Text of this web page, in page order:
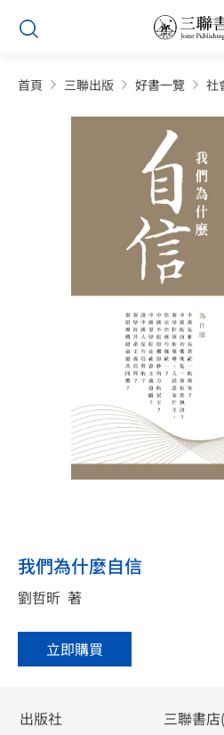
Skip
content
首頁 三聯出版 好書一覽 社
我們為什麼自信
劉哲昕 著
立即購買
出版社
三聯書